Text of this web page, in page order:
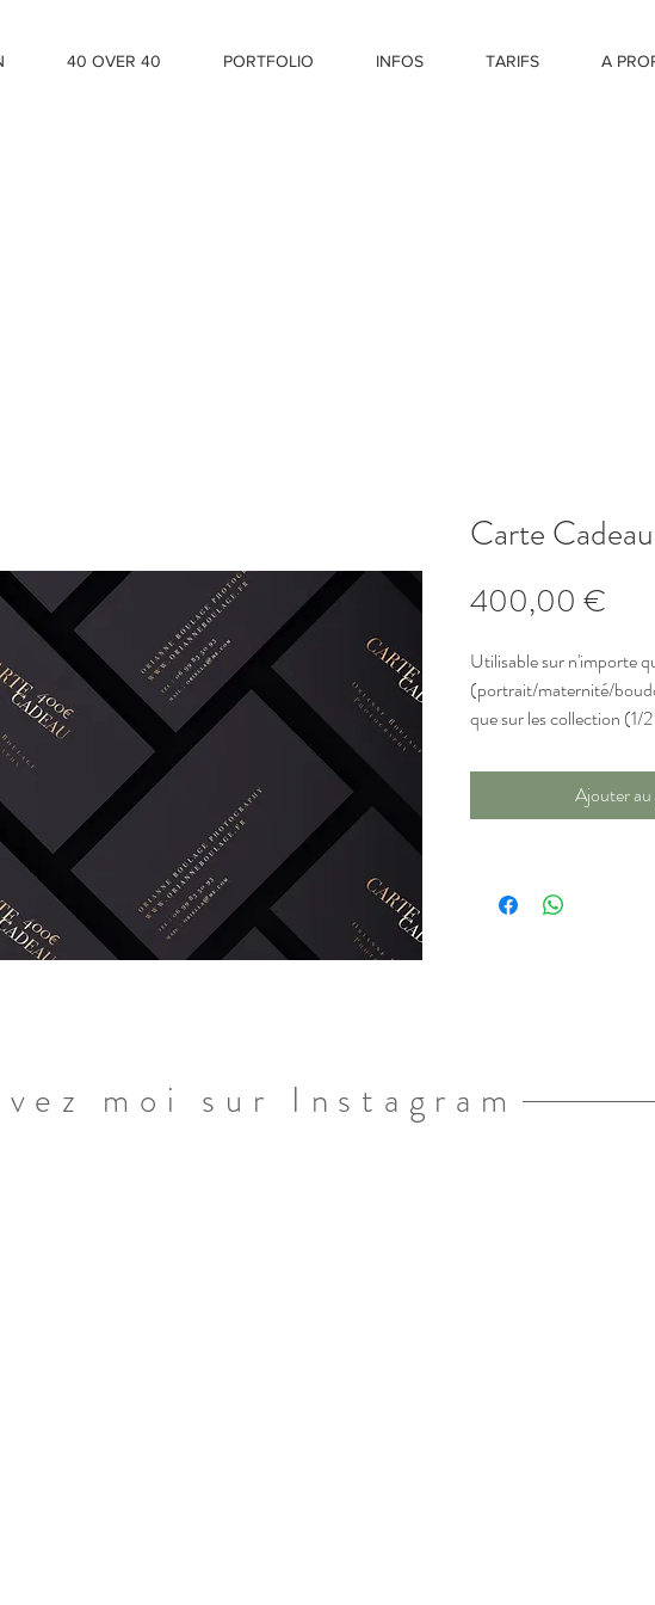
40 OVER 40 PORTFOLIO INFOS TARIFS A
Carte
400,00 €
Utilisable sur n'importe
(portrait/maternité/
que sur les collection (1/
Ajouter
moi sur Instagram